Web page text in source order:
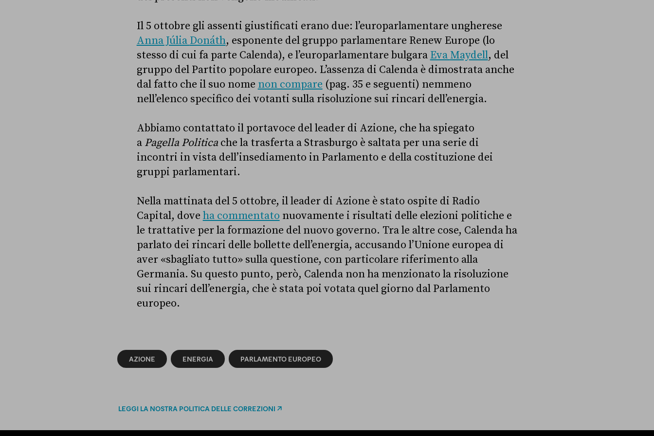
Il 5 ottobre gli assenti giustificati erano due: l’europarlamentare ungherese
Anna Júlia Donáth, esponente del gruppo parlamentare Renew Europe (lo
stesso di cui fa parte Calenda), e l’europarlamentare bulgara Eva Maydell, del
gruppo del Partito popolare europeo. L’assenza di Calenda è dimostrata anche
dal fatto che il suo nome non compare (pag. 35 e seguenti) nemmeno
nell’elenco specifico dei votanti sulla risoluzione sui rincari dell’energia.
Abbiamo contattato il portavoce del leader di Azione, che ha spiegato
a Pagella Politica che la trasferta a Strasburgo è saltata per una serie di
incontri in vista dell’insediamento in Parlamento e della costituzione dei
gruppi parlamentari.
Nella mattinata del 5 ottobre, il leader di Azione è stato ospite di Radio
Capital, dove ha commentato nuovamente i risultati delle elezioni politiche e
le trattative per la formazione del nuovo governo. Tra le altre cose, Calenda ha
parlato dei rincari delle bollette dell’energia, accusando l’Unione europea di
aver «sbagliato tutto» sulla questione, con particolare riferimento alla
Germania. Su questo punto, però, Calenda non ha menzionato la risoluzione
sui rincari dell’energia, che è stata poi votata quel giorno dal Parlamento
europeo.
AZIONE ENERGIA PARLAMENTO EUROPEO
LEGGI LA NOSTRA POLITICA DELLE CORREZIONI